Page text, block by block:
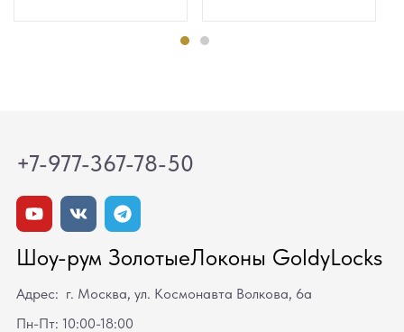
+7-977-367-78-50
Шоу-рум ЗолотыеЛоконы GoldyLocks
Адрес: г. Москва, ул. Космонавта Волкова, 6а
Пн-Пт: 10:00-18:00